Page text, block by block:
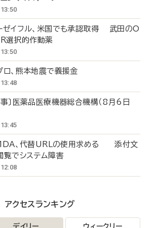
ゼイフル、米国でも承認取得 武田のO
選択的作動薬
ロ、熊本地震で義援金
事〕医薬品医療機器総合機構（8月6日
、代替URLの使用求める 添付文
覧でシステム障害
アクセスランキング
デイリー ウィークリー